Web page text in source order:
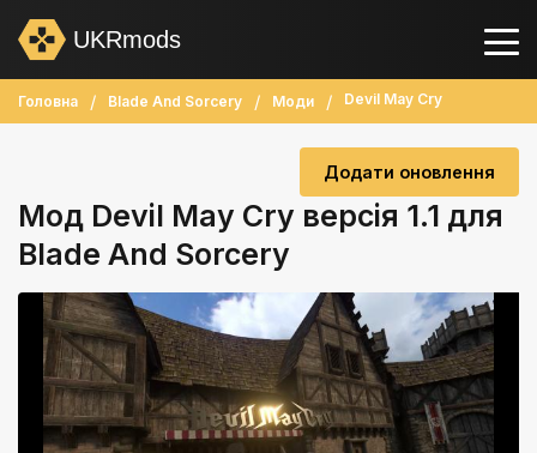
UKRmods
Головна Blade And Sorcery Моди Devil May Cry
Додати оновлення
Мод Devil May Cry версія 1.1 для
Blade And Sorcery